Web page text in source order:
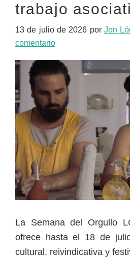
trabajo
13 de julio de 2026 por Jon
comentario
La Semana del Orgullo
ofrece hasta el 18 de
cultural, reivindicativa y